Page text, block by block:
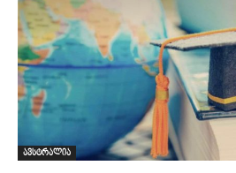
ავსტრალია